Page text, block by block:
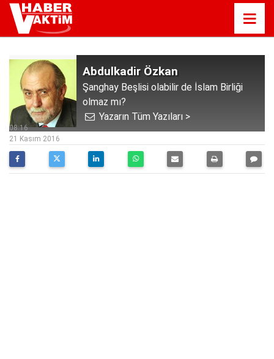
Abdulkadir Özkan
Şanghay Beşlisi olabilir de İslam Birliği
olmaz mı?
Yazarın Tüm Yazıları >
08:16
21 Kasım 2016